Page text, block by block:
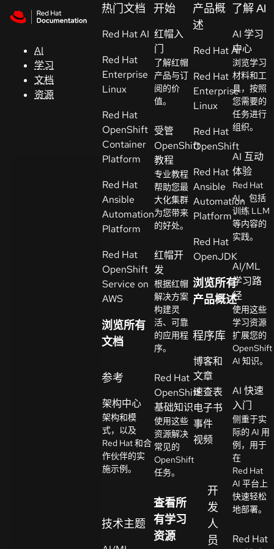
AI
学习
文档
资源
持
控制台
（Console）
开
发
人
员
开
始
试
联
系
人
选
语
言
热门文档
Red Hat AI
Red Hat
Enterprise
Linux
Red Hat
OpenShift
Container
Platform
Red Hat
Ansible
Automation
Platform
Red Hat
OpenShift
Service on
AWS
浏览所有
文档
参考
架构中心
架构和模
式，以及
Red Hat 和合
作伙伴的实
施示例。
技术主题
开始
红帽入
门
了解红帽
产品与订
阅的价
值。
受管
OpenShift
教程
专业教程
帮助您最
大化集群
为您带来
的好处。
红帽开
发
根据红帽
解决方案
构建灵
活、可靠
的应用程
序。
Red Hat
OpenShift
基础知识
使用这些
资源解决
常见的
OpenShift
任务。
查看所
有学习
资源
产品概
述
Red Hat AI
Red Hat
Enterprise
Linux
Red Hat
OpenShift
Red Hat
Ansible
Automation
Platform
Red Hat
OpenJDK
浏览所有
产品概述
程序库
博客和
文章
速查表
电子书
事件
视频
开
发
人
员
了解 AI
AI 学习
中心
浏览学习
材料和工
具，按照
您需要的
任务进行
组织。
AI 互动
体验
Red Hat
AI，包括
训练 LLM
等内容的
实践。
AI/ML
学习路
径
使用这些
学习资源
扩展您的
OpenShift
AI 知识。
AI 快速
入门
侧重于实
际的 AI 用
例，用于
在
Red Hat
AI 平台上
快速轻松
地部署。
Red Hat